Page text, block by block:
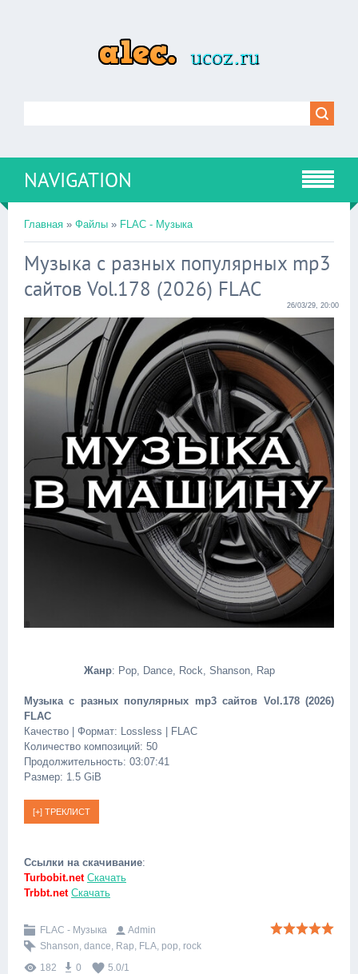
NAVIGATION
Главная » Файлы » FLAC - Музыка
Музыка с разных популярных mp3
сайтов Vol.178 (2026) FLAC
26/03/29, 20:00
Жанр: Pop, Dance, Rock, Shanson, Rap
Музыка с разных популярных mp3 сайтов Vol.178 (2026)
FLAC
Качество | Формат: Lossless | FLAC
Количество композиций: 50
Продолжительность: 03:07:41
Размер: 1.5 GiB
Ссылки на скачивание:
Turbobit.net Скачать
Trbbt.net Скачать
FLAC - Музыка
Admin
Shanson, dance, Rap, FLA, pop, rock
182
0 5.0/1